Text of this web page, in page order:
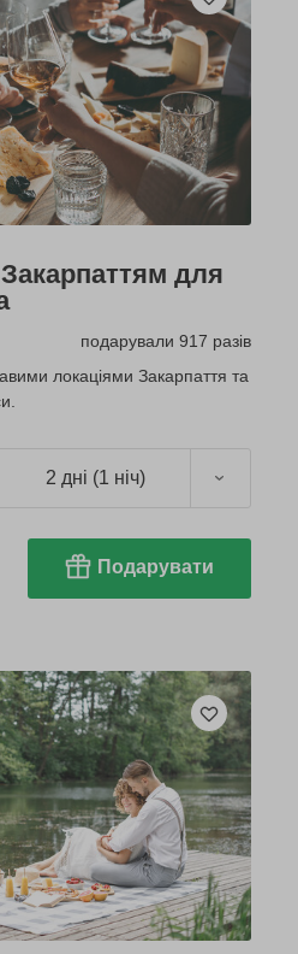
для
подарували 917 разів
локаціями Закарпаття та
2 дні (1 ніч)
Подарувати